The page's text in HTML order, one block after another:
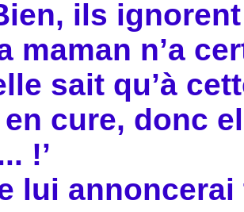
ils
maman n’a
sait qu’à
cure, donc
!’
lui